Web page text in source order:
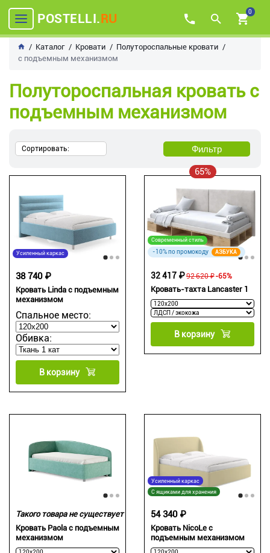
POSTELLI.RU 0
Каталог Кровати
Полутороспальные кровати
с подъемным механизмом
Полутороспальная кровать с
подъемным механизмом
Сортировать: Фильтр
Усиленный каркас
Кровать Linda с подъемным
механизмом
Спальное место:
Обивка:
38 740 ₽
В корзину
65%
Современный стиль
-10% по промокоду АЗБУКА
Кровать-тахта Lancaster 1
92 620 ₽
32 417 ₽ -65%
В корзину
Кровать Paola с подъемным
механизмом
Такого товара не существует
Усиленный каркас
С ящиками для хранения
Кровать NicoLe c
подъемным механизмом
54 340 ₽